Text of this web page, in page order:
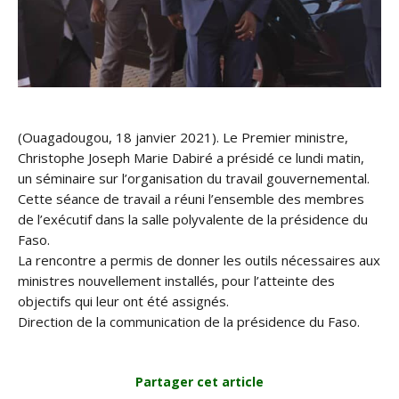
(Ouagadougou, 18 janvier 2021). Le Premier ministre,
Christophe Joseph Marie Dabiré a présidé ce lundi matin,
un séminaire sur l’organisation du travail gouvernemental.
Cette séance de travail a réuni l’ensemble des membres
de l’exécutif dans la salle polyvalente de la présidence du
Faso.
La rencontre a permis de donner les outils nécessaires aux
ministres nouvellement installés, pour l’atteinte des
objectifs qui leur ont été assignés.
Direction de la communication de la présidence du Faso.
Partager cet article